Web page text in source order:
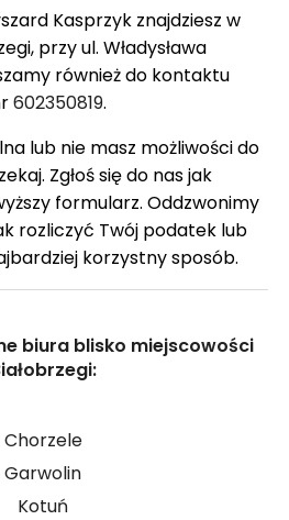
Kasprzyk znajdziesz w
przy ul. Władysława
również do kontaktu
602350819.
lub nie masz możliwości do
Zgłoś się do nas jak
formularz. Oddzwonimy
rozliczyć Twój podatek lub
korzystny sposób.
biura blisko miejscowości
Chorzele
Garwolin
Kotuń